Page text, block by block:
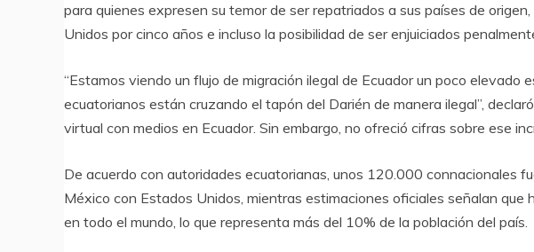
para quienes expresen su temor de ser repatriados a sus países de
Unidos por cinco años e incluso la posibilidad de ser enjuiciados
“Estamos viendo un flujo de migración ilegal de Ecuador un poco elevado
ecuatorianos están cruzando el tapón del Darién de manera ilegal”,
virtual con medios en Ecuador. Sin embargo, no ofreció cifras sobre ese
De acuerdo con autoridades ecuatorianas, unos 120.000 connacionales
México con Estados Unidos, mientras estimaciones oficiales señalan que
en todo el mundo, lo que representa más del 10% de la población del país.